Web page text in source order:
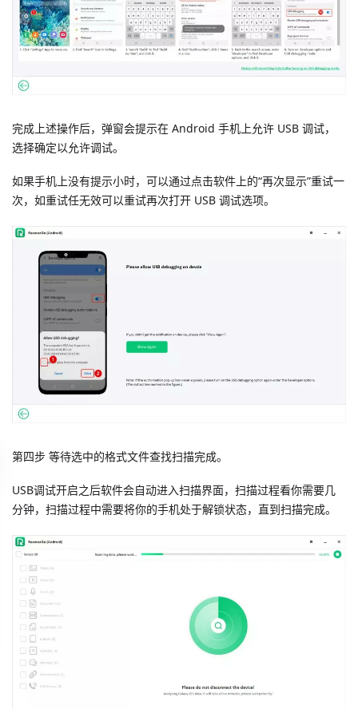
完成上述操作后，弹窗会提示在 Android 手机上允许 USB 调试，
选择确定以允许调试。
如果手机上没有提示小时，可以通过点击软件上的“再次显示”重试一
次，如重试任无效可以重试再次打开 USB 调试选项。
第四步 等待选中的格式文件查找扫描完成。
USB调试开启之后软件会自动进入扫描界面，扫描过程看你需要几
分钟，扫描过程中需要将你的手机处于解锁状态，直到扫描完成。